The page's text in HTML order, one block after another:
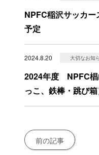
NPFC稲沢サッカ
予定
2024.8.20 大切なお知
2024年度 NPFC
っこ、鉄棒・跳び
前の記事